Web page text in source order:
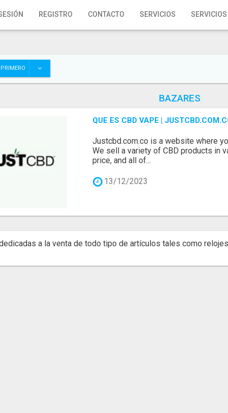
REGISTRO CONTACTO SERVICIOS SERVICIOS
BAZARES
QUE ES CBD VAPE |
Justcbd.com.co is a website where
We sell a variety of CBD products in
price, and all of...
13/12/2023
a la venta de todo tipo de artículos tales como